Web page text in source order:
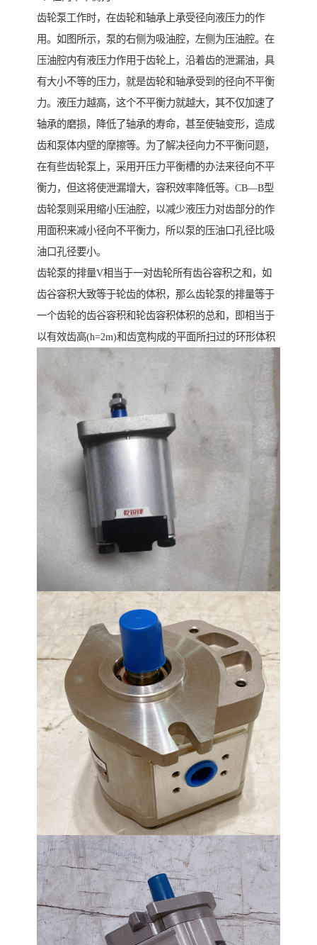
齿轮泵工作时，在齿轮和轴承上承受径向液压力的作
用。如图所示，泵的右侧为吸油腔，左侧为压油腔。在
压油腔内有液压力作用于齿轮上，沿着齿的泄漏油，具
有大小不等的压力，就是齿轮和轴承受到的径向不平衡
力。液压力越高，这个不平衡力就越大，其不仅加速了
轴承的磨损，降低了轴承的寿命，甚至使轴变形，造成
齿和泵体内壁的摩擦等。为了解决径向力不平衡问题，
在有些齿轮泵上，采用开压力平衡槽的办法来径向不平
衡力，但这将使泄漏增大，容积效率降低等。CB—B型
齿轮泵则采用缩小压油腔，以减少液压力对齿部分的作
用面积来减小径向不平衡力，所以泵的压油口孔径比吸
油口孔径要小。
齿轮泵的排量V相当于一对齿轮所有齿谷容积之和，如
齿谷容积大致等于轮齿的体积，那么齿轮泵的排量等于
一个齿轮的齿谷容积和轮齿容积体积的总和，即相当于
以有效齿高(h=2m)和齿宽构成的平面所扫过的环形体积